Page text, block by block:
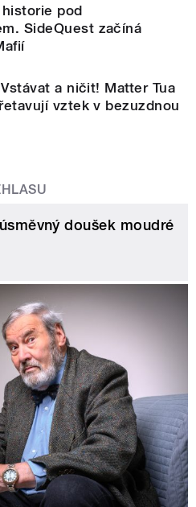
pod
SideQuest začíná
a ničit! Matter Tua
vztek v bezuzdnou
doušek moudré